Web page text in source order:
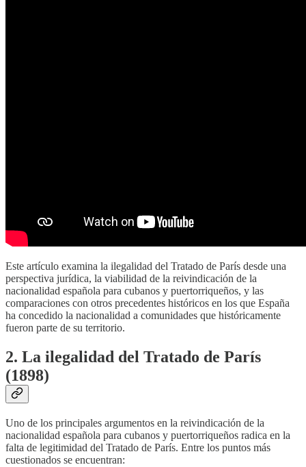
Este artículo examina la ilegalidad del Tratado de París desde una
perspectiva jurídica, la viabilidad de la reivindicación de la
nacionalidad española para cubanos y puertorriqueños, y las
comparaciones con otros precedentes históricos en los que España
ha concedido la nacionalidad a comunidades que históricamente
fueron parte de su territorio.
2. La ilegalidad del Tratado de París
(1898)
Uno de los principales argumentos en la reivindicación de la
nacionalidad española para cubanos y puertorriqueños radica en la
falta de legitimidad del Tratado de París. Entre los puntos más
cuestionados se encuentran: